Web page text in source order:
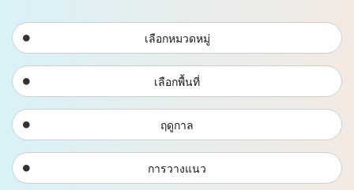
เลือกหมวดหมู่
เลือกพื้นที่
ฤดูกาล
การวางแนว